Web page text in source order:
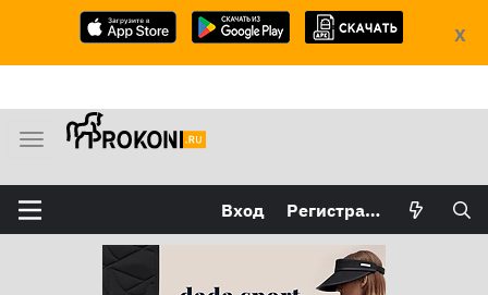
X
М
н
ю
Вход Регистрация